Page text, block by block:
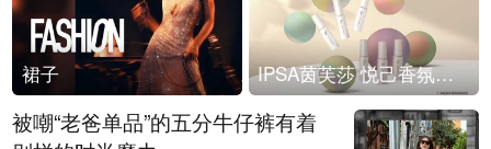
裙子 IPSA茵芙莎 悦己香氛凝露上市
被嘲“老爸单品”的五分牛仔裤有着